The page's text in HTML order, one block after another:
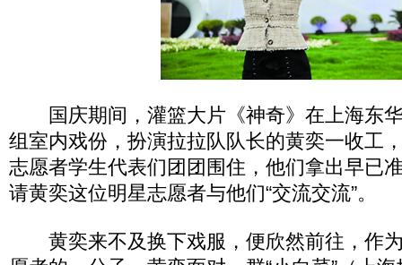
国庆期间，灌篮大片《神奇》在上海东
组室内戏份，扮演拉拉队队长的黄奕一收工
志愿者学生代表们团团围住，他们拿出早已
请黄奕这位明星志愿者与他们“交流交流”。
黄奕来不及换下戏服，便欣然前往，作